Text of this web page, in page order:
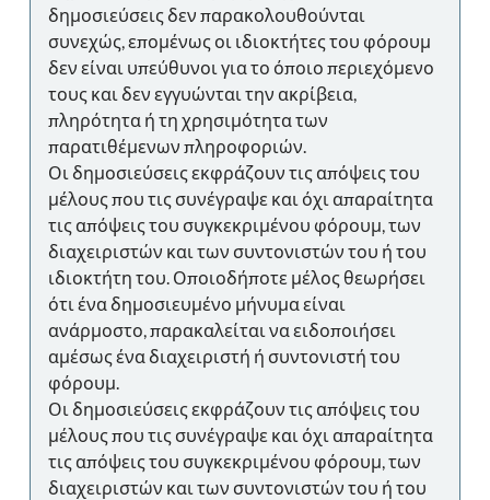
δημοσιεύσεις δεν παρακολουθούνται
συνεχώς, επομένως οι ιδιοκτήτες του φόρουμ
δεν είναι υπεύθυνοι για το όποιο περιεχόμενο
τους και δεν εγγυώνται την ακρίβεια,
πληρότητα ή τη χρησιμότητα των
παρατιθέμενων πληροφοριών.
Οι δημοσιεύσεις εκφράζουν τις απόψεις του
μέλους που τις συνέγραψε και όχι απαραίτητα
τις απόψεις του συγκεκριμένου φόρουμ, των
διαχειριστών και των συντονιστών του ή του
ιδιοκτήτη του. Οποιοδήποτε μέλος θεωρήσει
ότι ένα δημοσιευμένο μήνυμα είναι
ανάρμοστο, παρακαλείται να ειδοποιήσει
αμέσως ένα διαχειριστή ή συντονιστή του
φόρουμ.
Οι δημοσιεύσεις εκφράζουν τις απόψεις του
μέλους που τις συνέγραψε και όχι απαραίτητα
τις απόψεις του συγκεκριμένου φόρουμ, των
διαχειριστών και των συντονιστών του ή του